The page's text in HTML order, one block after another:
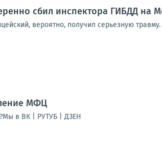
сбил инспектора ГИБДД на
вероятно, получил серьезную
МФЦ
в ВК | РУТУБ | ДЗЕН